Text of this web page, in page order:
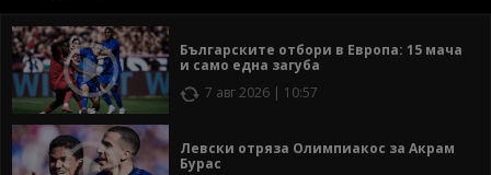
Българските отбори в Европа: 15 мача
и само една загуба
7 авг 2026 | 10:57
Левски отряза Олимпиакос за Акрам
Бурас